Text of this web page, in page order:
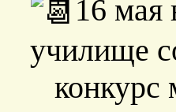
16 мая
училище
конкурс